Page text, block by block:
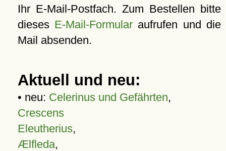
Ihr E-Mail-Postfach. Zum Bestellen bitte
dieses E-Mail-Formular aufrufen und die
Mail absenden.
Aktuell und neu:
• neu: Celerinus und Gefährten,
Crescens
Eleutherius,
Ælfleda,